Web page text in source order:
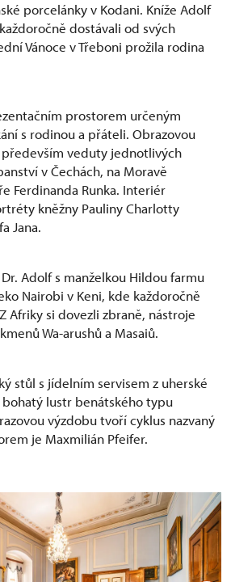
porcelánky v Kodani. Kníže Adolf
dostávali od svých
Vánoce v Třeboni prožila rodina
prostorem určeným
s rodinou a přáteli. Obrazovou
veduty jednotlivých
v Čechách, na Moravě
Ferdinanda Runka. Interiér
kněžny Pauliny Charlotty
Jana.
Adolf s manželkou Hildou farmu
Nairobi v Keni, kde každoročně
Afriky si dovezli zbraně, nástroje
Wa-arushů a Masaiů.
stůl s jídelním servisem z uherské
lustr benátského typu
výzdobu tvoří cyklus nazvaný
je Maxmilián Pfeifer.